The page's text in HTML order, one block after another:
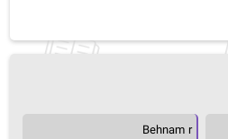
Behnam r